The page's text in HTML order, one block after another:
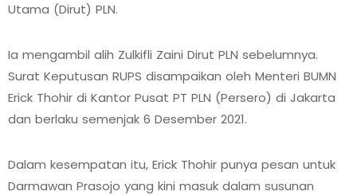
Utama (Dirut) PLN.
Ia mengambil alih Zulkifli Zaini Dirut PLN sebelumnya.
Surat Keputusan RUPS disampaikan oleh Menteri BUMN
Erick Thohir di Kantor Pusat PT PLN (Persero) di Jakarta
dan berlaku semenjak 6 Desember 2021.
Dalam kesempatan itu, Erick Thohir punya pesan untuk
Darmawan Prasojo yang kini masuk dalam susunan